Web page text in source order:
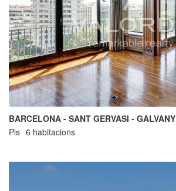
BARCELONA - SANT GERVASI - GALVANY
Pis 6 habitacions